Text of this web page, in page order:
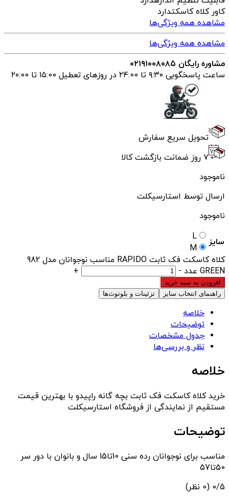
کاور کلاه کاسکتدارد
مشاهده همه ویژگی‌ها
مشاهده همه ویژگی‌ها
مشاوره رایگان ۰۲۱۹۱۰۰۸۰۸۵
ساعت پاسخگویی ۹:۳۰ تا ۲۴:00 در روزهای تعطیل ۱۵:00 تا ۲۰:00
تحویل سریع سفارش
۷ روز ضمانت بازگشت کالا
ناموجود
ارسال توسط استارسیکلت
ناموجود
سایز
L
M
کلاه کاسکت فک ثابت RAPIDO مناسب نوجوانان مدل 982
GREEN عدد
-
+
افزودن به سبد خرید
راهنمای انتخاب سایز
تزئینات و بلوتوث‌ها
خلاصه
توضیحات
جدول مشخصات
نظر و بررسی‌ها
خلاصه
خرید کلاه کاسکت فک ثابت بچه گانه راپیدو با بهترین قیمت
مستقیم از نمایندگی از فروشگاه استارسیکلت
توضیحات
مناسب برای نوجوانان رده سنی 10تا15 سال و بانوان با دور سر
50تا57
‫0/5 ‫(0 نظر)